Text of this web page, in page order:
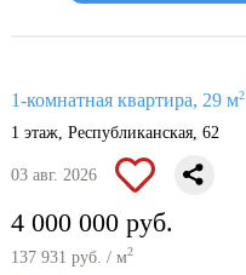
1-комнатная квартира, 29 м2
1 этаж, Республиканская, 62
03 авг. 2026
4 000 000 руб.
137 931 руб. / м2